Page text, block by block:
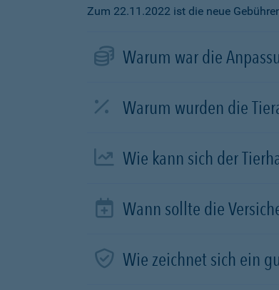
Zum 22.11.2022 ist die neue
Warum war die
Warum wurden die
Wie kann sich der
Wann sollte die
Wie zeichnet sich ein